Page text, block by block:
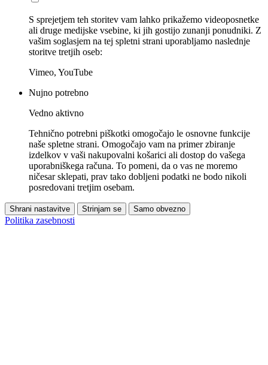
S sprejetjem teh storitev vam lahko prikažemo videoposnetke
ali druge medijske vsebine, ki jih gostijo zunanji ponudniki. Z
vašim soglasjem na tej spletni strani uporabljamo naslednje
storitve tretjih oseb:
Vimeo, YouTube
Nujno potrebno
Vedno aktivno
Tehnično potrebni piškotki omogočajo le osnovne funkcije
naše spletne strani. Omogočajo vam na primer zbiranje
izdelkov v vaši nakupovalni košarici ali dostop do vašega
uporabniškega računa. To pomeni, da o vas ne moremo
ničesar sklepati, prav tako dobljeni podatki ne bodo nikoli
posredovani tretjim osebam.
Shrani nastavitve Strinjam se Samo obvezno
Politika zasebnosti